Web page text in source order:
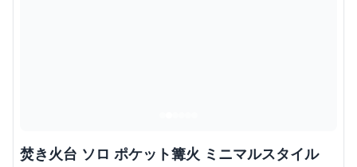
焚き火台 ソロ ポケット篝火 ミニマルスタイル